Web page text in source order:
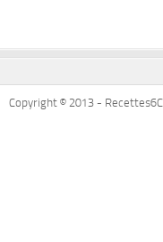
Copyright © 2013 -